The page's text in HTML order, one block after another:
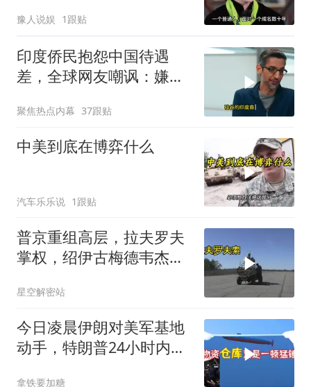
豫人说娱 1跟贴
印度侨民抱怨中国待遇
差，全球网友嘲讽：嫌差
聚焦热点内幕 37跟贴
中美到底在博弈什么
汽车乐乐说 1跟贴
普京重组高层，拉夫罗夫
掌权，绍伊古梅德韦杰夫
星空解密站
今日凌晨伊朗对美军基地
动手，特朗普24小时内服
拿铁要加糖